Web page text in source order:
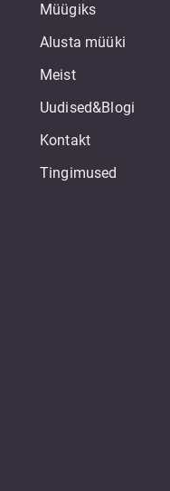
Müügiks
Alusta müüki
Meist
Uudised&Blogi
Kontakt
Tingimused